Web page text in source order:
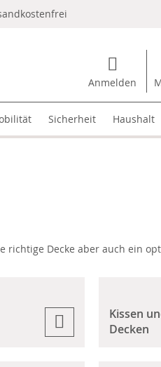
Anmelden
Sicherheit Haushalt
richtige Decke aber auch ein
Kissen
Decken